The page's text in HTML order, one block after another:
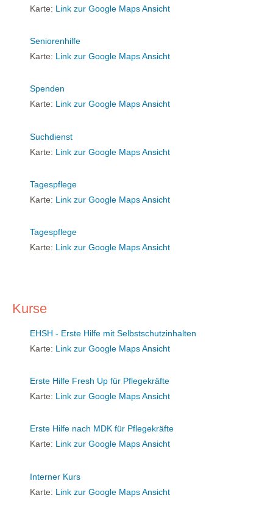
Karte: Link zur Google Maps Ansicht
Seniorenhilfe
Karte: Link zur Google Maps Ansicht
Spenden
Karte: Link zur Google Maps Ansicht
Suchdienst
Karte: Link zur Google Maps Ansicht
Tagespflege
Karte: Link zur Google Maps Ansicht
Tagespflege
Karte: Link zur Google Maps Ansicht
Kurse
EHSH - Erste Hilfe mit Selbstschutzinhalten
Karte: Link zur Google Maps Ansicht
Erste Hilfe Fresh Up für Pflegekräfte
Karte: Link zur Google Maps Ansicht
Erste Hilfe nach MDK für Pflegekräfte
Karte: Link zur Google Maps Ansicht
Interner Kurs
Karte: Link zur Google Maps Ansicht